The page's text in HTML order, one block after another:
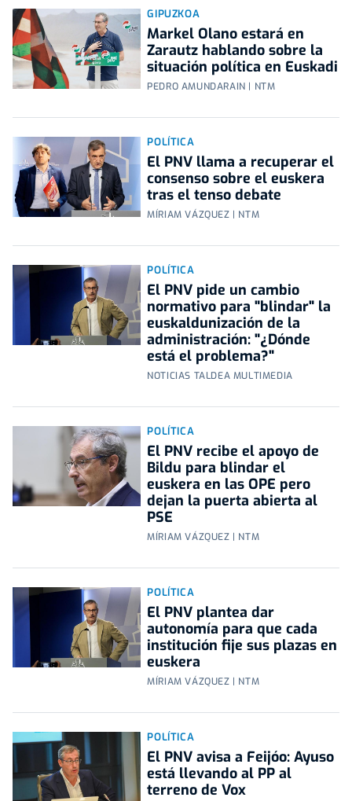
GIPUZKOA
Markel Olano estará en
Zarautz hablando sobre la
situación política en Euskadi
PEDRO AMUNDARAIN | NTM
POLÍTICA
El PNV llama a recuperar el
consenso sobre el euskera
tras el tenso debate
MÍRIAM VÁZQUEZ | NTM
POLÍTICA
El PNV pide un cambio
normativo para "blindar" la
euskaldunización de la
administración: "¿Dónde
está el problema?"
NOTICIAS TALDEA MULTIMEDIA
POLÍTICA
El PNV recibe el apoyo de
Bildu para blindar el
euskera en las OPE pero
dejan la puerta abierta al
PSE
MÍRIAM VÁZQUEZ | NTM
POLÍTICA
El PNV plantea dar
autonomía para que cada
institución fije sus plazas en
euskera
MÍRIAM VÁZQUEZ | NTM
POLÍTICA
El PNV avisa a Feijóo: Ayuso
está llevando al PP al
terreno de Vox